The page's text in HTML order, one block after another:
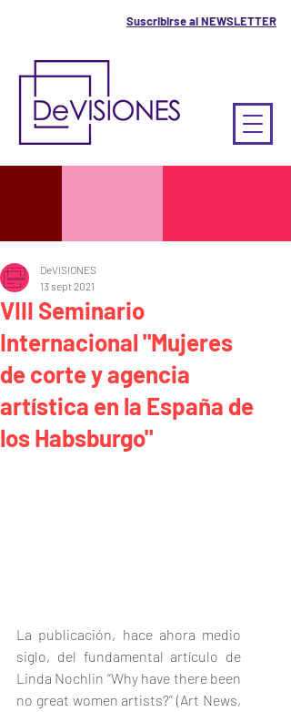
Suscribirse al NEWSLETTER
VIII Seminario
Internacional "Mujeres
de corte y agencia
artística en la España de
los Habsburgo"
DeVISIONES
13 sept 2021
La publicación, hace ahora medio
siglo, del fundamental artículo de
Linda Nochlin “Why have there been
no great women artists?” (Art News,